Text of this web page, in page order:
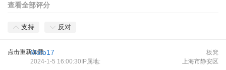
查看全部评分
支持 反对
点击重新加载 板凳
Moto17
2024-1-5 16:00:30IP属地: 上海市静安区